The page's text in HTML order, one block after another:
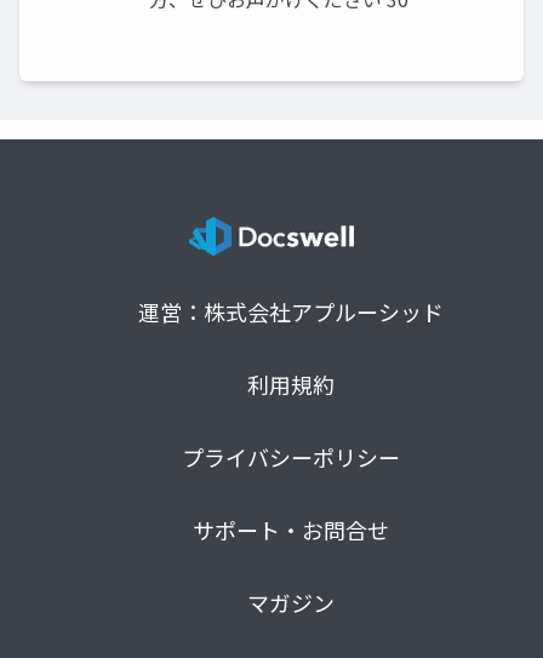
運営：株式会社アプルーシッド
利用規約
プライバシーポリシー
サポート・お問合せ
マガジン